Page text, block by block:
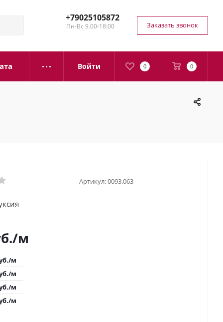
+79025105872
Пн-Вс 9.00-18:00 Заказать звонок
0 0
Войти
Артикул:0093.063
/м
/м
/м
/м
/м